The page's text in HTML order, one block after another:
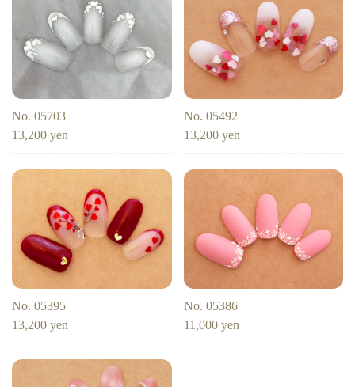
No. 05703
13,200 yen
No. 05492
13,200 yen
No. 05395
13,200 yen
No. 05386
11,000 yen